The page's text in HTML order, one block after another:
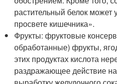
растительный белок может
просвете кишечника».
Фрукты: фруктовые
обработанные) фрукты,
этих продуктах кислота
раздражающее действие